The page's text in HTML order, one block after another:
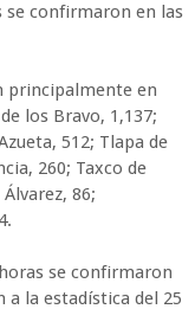
se confirmaron en las
principalmente en
los Bravo, 1,137;
512; Tlapa de
260; Taxco de
86;
se confirmaron
a la estadística del 25